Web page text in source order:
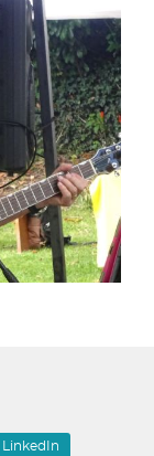
LinkedIn